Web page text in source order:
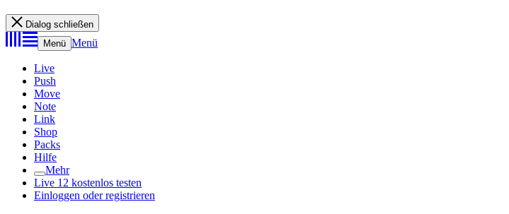
Dialog schließen
Menü Menü
Live
Push
Move
Note
Link
Shop
Packs
Hilfe
Mehr
Live 12 kostenlos testen
Einloggen oder registrieren